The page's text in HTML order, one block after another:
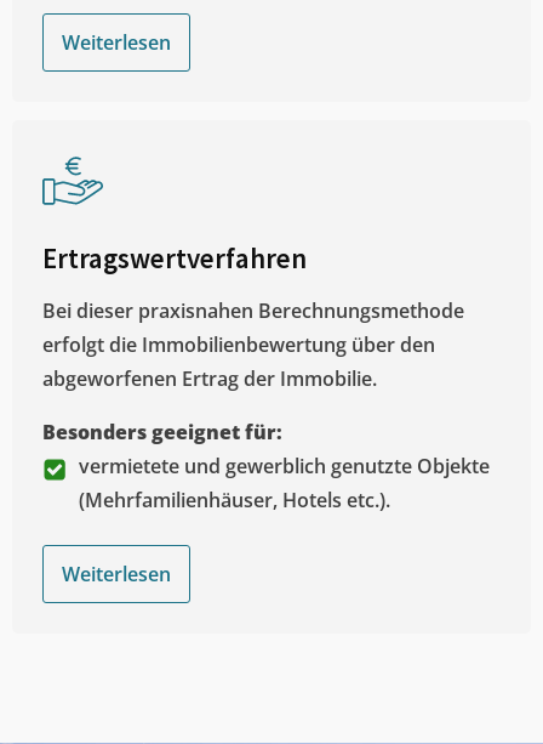
Weiterlesen
Ertragswertverfahren
Bei dieser praxisnahen Berechnungsmethode
erfolgt die Immobilienbewertung über den
abgeworfenen Ertrag der Immobilie.
Besonders geeignet für:
vermietete und gewerblich genutzte Objekte
(Mehrfamilienhäuser, Hotels etc.).
Weiterlesen